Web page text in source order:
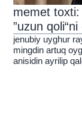
memet
”uzun
jenubiy uyghur
mingdin artuq
anisidin ayrilip